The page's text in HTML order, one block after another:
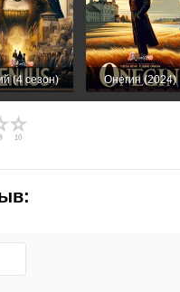
(4 сезон) Онегин (2024)